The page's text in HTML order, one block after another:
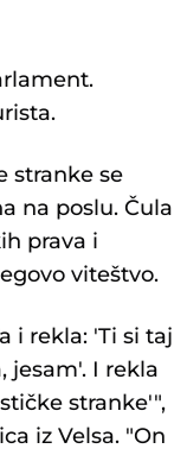
stranke se
na poslu. Čula
prava i
viteštvo.
i rekla: 'Ti si taj
jesam'. I rekla
stranke'",
iz Velsa. "On